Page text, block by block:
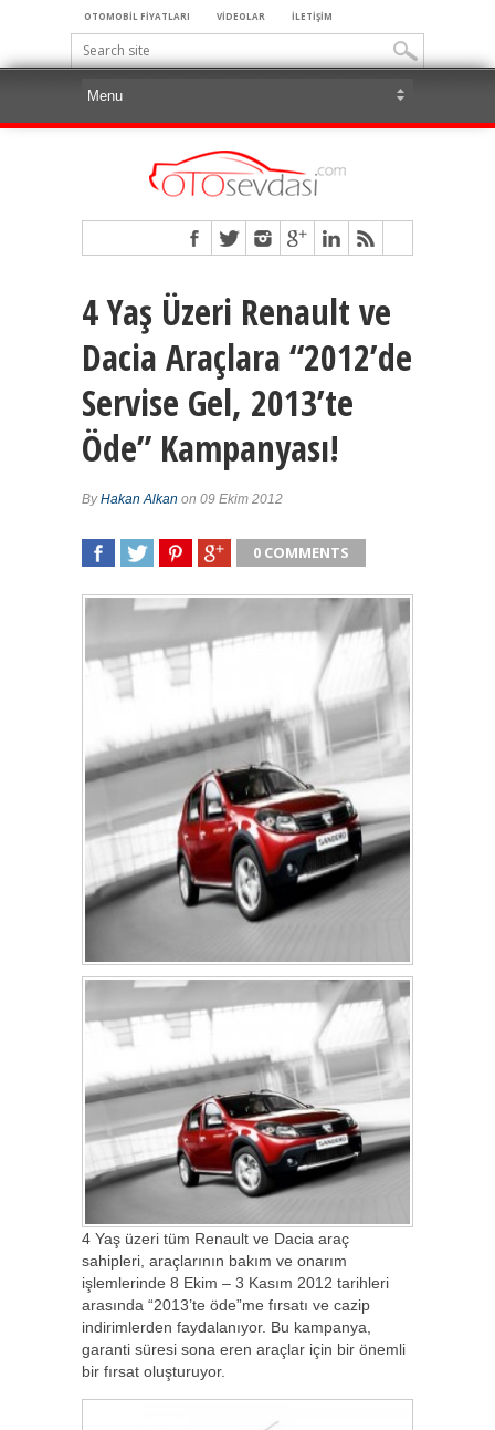
OTOMOBİL FİYATLARI VİDEOLAR İLETİŞİM
4 Yaş Üzeri Renault ve
Dacia Araçlara “2012’de
Servise Gel, 2013’te
Öde” Kampanyası!
ByHakan Alkan on 09 Ekim 2012
0 COMMENTS
4 Yaş üzeri tüm Renault ve Dacia araç
sahipleri, araçlarının bakım ve onarım
işlemlerinde 8 Ekim – 3 Kasım 2012 tarihleri
arasında “2013’te öde”me fırsatı ve cazip
indirimlerden faydalanıyor. Bu kampanya,
garanti süresi sona eren araçlar için bir önemli
bir fırsat oluşturuyor.